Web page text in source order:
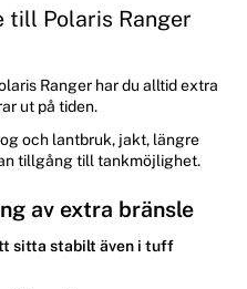
till Polaris Ranger
Ranger har du alltid extra
ut på tiden.
och lantbruk, jakt, längre
tillgång till tankmöjlighet.
av extra bränsle
sitta stabilt även i tuff